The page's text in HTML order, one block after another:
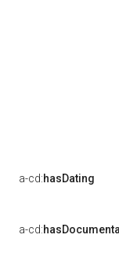
a-cd:hasDating
a-cd: